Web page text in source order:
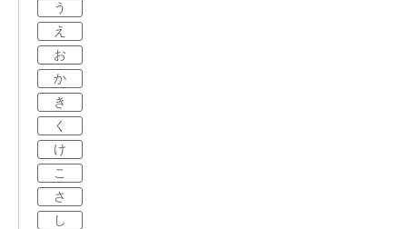
う
え
お
か
き
く
け
こ
さ
し